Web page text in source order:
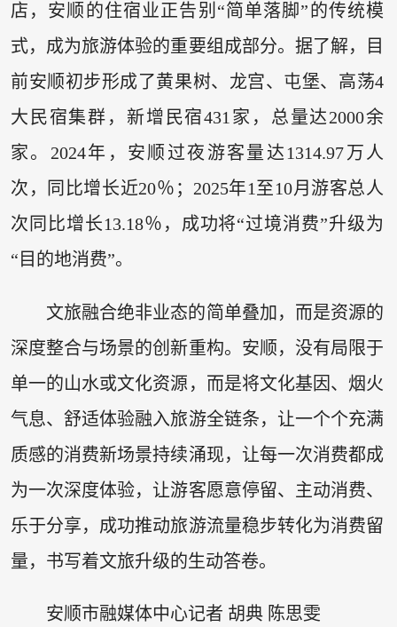
店，安顺的住宿业正告别“简单落脚”的传统模
式，成为旅游体验的重要组成部分。据了解，目
前安顺初步形成了黄果树、龙宫、屯堡、高荡4
大民宿集群，新增民宿431家，总量达2000余
家。2024年，安顺过夜游客量达1314.97万人
次，同比增长近20％；2025年1至10月游客总人
次同比增长13.18％，成功将“过境消费”升级为
“目的地消费”。
文旅融合绝非业态的简单叠加，而是资源的
深度整合与场景的创新重构。安顺，没有局限于
单一的山水或文化资源，而是将文化基因、烟火
气息、舒适体验融入旅游全链条，让一个个充满
质感的消费新场景持续涌现，让每一次消费都成
为一次深度体验，让游客愿意停留、主动消费、
乐于分享，成功推动旅游流量稳步转化为消费留
量，书写着文旅升级的生动答卷。
安顺市融媒体中心记者 胡典 陈思雯